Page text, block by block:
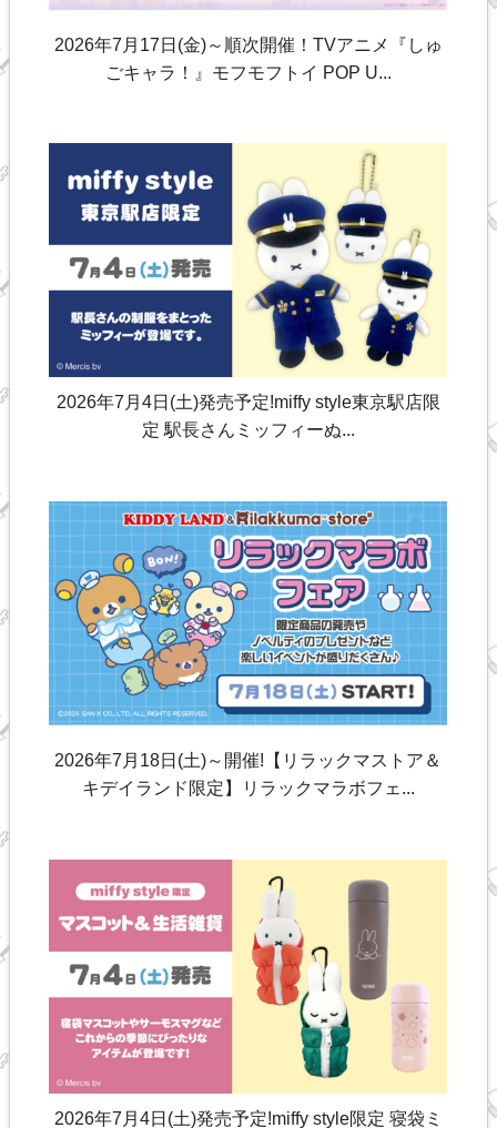
2026年7月17日(金)～順次開催！TVアニメ『しゅ
ごキャラ！』モフモフトイ POP U...
2026年7月4日(土)発売予定!miffy style東京駅店限
定 駅長さんミッフィーぬ...
2026年7月18日(土)～開催!【リラックマストア＆
キデイランド限定】リラックマラボフェ...
2026年7月4日(土)発売予定!miffy style限定 寝袋ミ